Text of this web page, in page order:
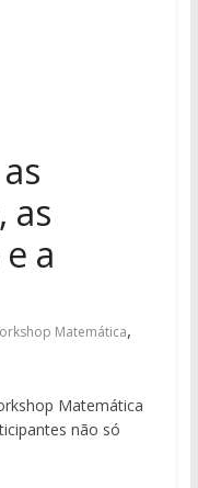
as
a
Matemática,
Matemática
não só